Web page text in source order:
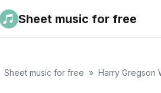
Sheet music for free
Sheet music for free » Harry Gregson